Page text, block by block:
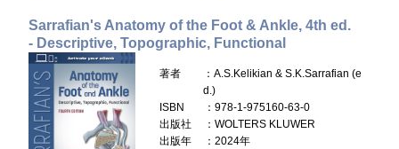
Sarrafian's Anatomy of the Foot & Ankle, 4th ed.
- Descriptive, Topographic, Functional
著者
：A.S.Kelikian & S.K.Sarrafian (e
d.)
ISBN
：978-1-975160-63-0
出版社
：WOLTERS KLUWER
出版年
：2024年